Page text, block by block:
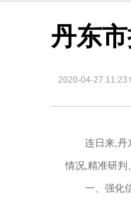
丹东
2020-04-27
连日来,丹
情况,精准研判
一、强化